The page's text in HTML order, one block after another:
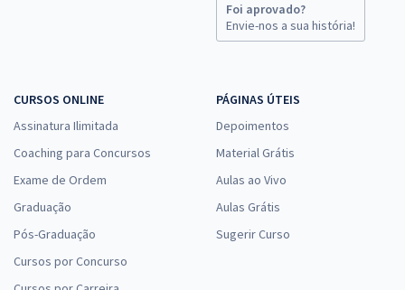
Foi aprovado?
Envie-nos a sua história!
CURSOS ONLINE
Assinatura Ilimitada
Coaching para Concursos
Exame de Ordem
Graduação
Pós-Graduação
Cursos por Concurso
PÁGINAS ÚTEIS
Depoimentos
Material Grátis
Aulas ao Vivo
Aulas Grátis
Sugerir Curso